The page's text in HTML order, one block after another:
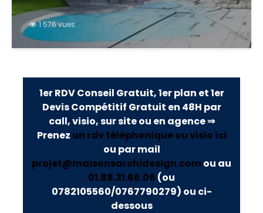
1 576 vues
1er RDV Conseil Gratuit, 1er plan et 1er
Devis Compétitif Gratuit en 48H par
call, visio, sur site ou en agence ⇒
Prenez un rdv téléphonique ou visio ici
ou par mail
projet@maisonsarchidesign.com ou au
01.88.31.66.06 (ou
0782105560/0767790279) ou ci-
dessous